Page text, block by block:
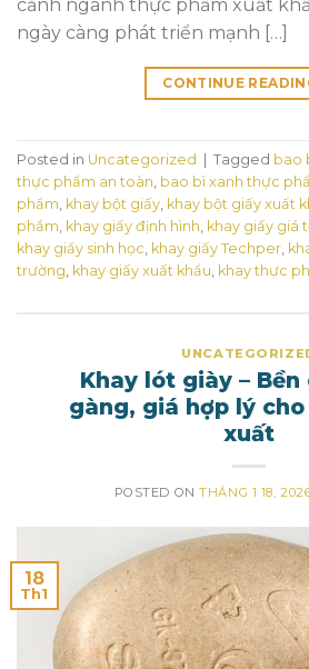
cảnh ngành thực phẩm xuất
ngày càng phát triển mạnh […]
CONTINUE
Posted in Uncategorized | Tagged bao
thực phẩm an toàn bao bì xanh thực
phẩm khay bột giấy khay bột giấy xuất
phẩm khay giấy định hình khay giấy giá
khay giấy sinh học khay giấy Techper
trường khay giấy xuất khẩu khay thực
Khay lót giày – Bền
gàng, giá hợp lý
xuất
POSTED ONTHÁNG 1 18,
18
Th1